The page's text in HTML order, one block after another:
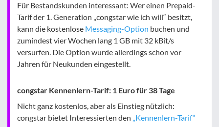
Für Bestandskunden interessant: Wer einen Prepaid-
Tarif der 1. Generation „congstar wie ich will“ besitzt,
kann die kostenlose Messaging-Option buchen und
zumindest vier Wochen lang 1 GB mit 32 kBit/s
versurfen. Die Option wurde allerdings schon vor
Jahren für Neukunden eingestellt.
congstar Kennenlern-Tarif: 1 Euro für 38 Tage
Nicht ganz kostenlos, aber als Einstieg nützlich:
congstar bietet Interessierten den „Kennenlern-Tarif“